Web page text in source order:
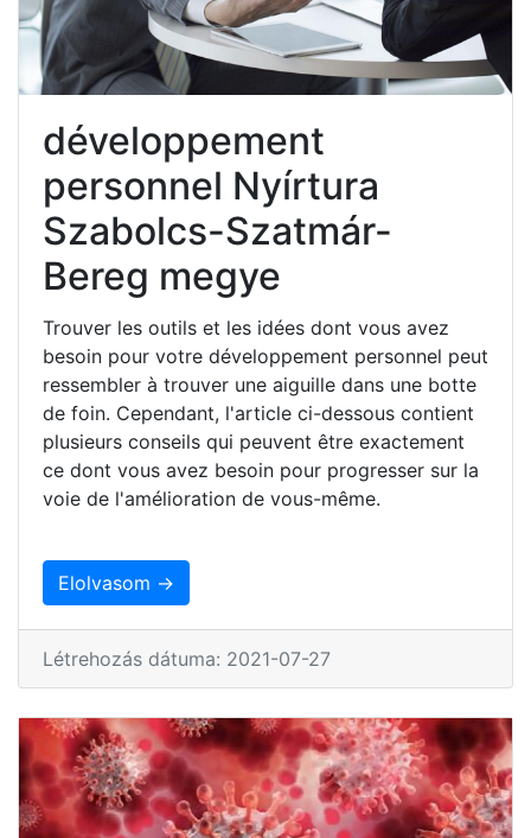
développement
personnel Nyírtura
Szabolcs-Szatmár-
Bereg megye
Trouver les outils et les idées dont vous avez
besoin pour votre développement personnel peut
ressembler à trouver une aiguille dans une botte
de foin. Cependant, l'article ci-dessous contient
plusieurs conseils qui peuvent être exactement
ce dont vous avez besoin pour progresser sur la
voie de l'amélioration de vous-même.
Elolvasom →
Létrehozás dátuma: 2021-07-27